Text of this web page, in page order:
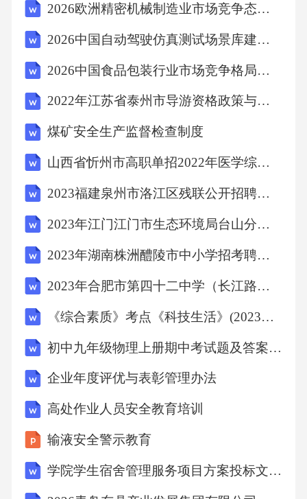
2026欧洲精密机械制造业市场竞争态势与投资前景深度分析咨询
2026中国自动驾驶仿真测试场景库建设与合规性评估标准演进
2026中国食品包装行业市场竞争格局及产品创新路径研究报告
2022年江苏省泰州市导游资格政策与法律法规重点汇总（含答案）
煤矿安全生产监督检查制度
山西省忻州市高职单招2022年医学综合练习题含答案
2023福建泉州市洛江区残联公开招聘编外人员1人模拟预测试卷（共1000练习题含答案解析）综合考试
2023年江门江门市生态环境局台山分局招考聘用工作人员模拟预测试卷（共1000练习题含答案解析）综合考试
2023年湖南株洲醴陵市中小学招考聘用教师105人模拟预测试卷（共1000练习题含答案解析）综合考试
2023年合肥市第四十二中学（长江路校区）拟招考聘用届公费师范生模拟预测试卷（共1000练习题含答案解析）综合考试
《综合素质》考点《科技生活》(2023年版)
初中九年级物理上册期中考试题及答案【完整版】
企业年度评优与表彰管理办法
高处作业人员安全教育培训
输液安全警示教育
学院学生宿舍管理服务项目方案投标文件（技术方案）